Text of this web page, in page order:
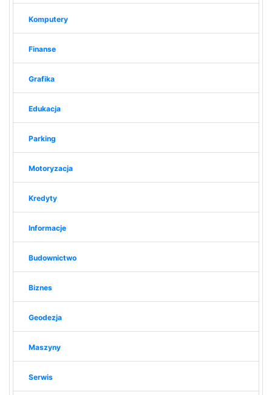
Komputery
Finanse
Grafika
Edukacja
Parking
Motoryzacja
Kredyty
Informacje
Budownictwo
Biznes
Geodezja
Maszyny
Serwis